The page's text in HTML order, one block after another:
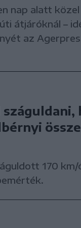
nap alatt
átjáróknál –
az
170